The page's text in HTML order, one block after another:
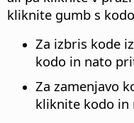
kliknite gumb s
Za izbris kode
kodo in nato
Za zamenjavo
kliknite kodo in